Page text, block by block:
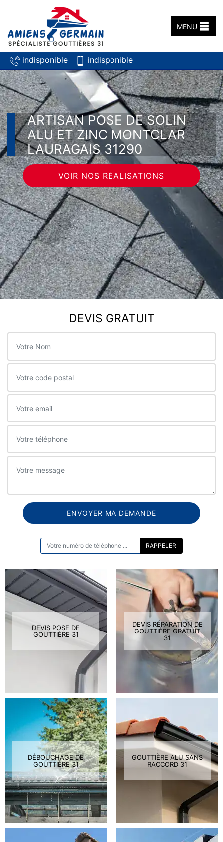
indisponible indisponible
MENU
ARTISAN POSE DE SOLIN
ALU ET ZINC MONTCLAR
LAURAGAIS 31290
VOIR NOS RÉALISATIONS
DEVIS GRATUIT
DEVIS POSE DE
GOUTTIÈRE 31
DEVIS RÉPARATION DE
GOUTTIÈRE GRATUIT
31
DÉBOUCHAGE DE
GOUTTIÈRE 31
GOUTTIÈRE ALU SANS
RACCORD 31